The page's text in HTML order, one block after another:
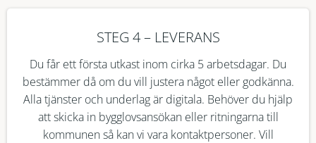
STEG 4 – LEVERANS
Du får ett första utkast inom cirka 5 arbetsdagar. Du
bestämmer då om du vill justera något eller godkänna.
Alla tjänster och underlag är digitala. Behöver du hjälp
att skicka in bygglovsansökan eller ritningarna till
kommunen så kan vi vara kontaktpersoner. Vill